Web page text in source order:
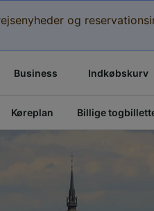
og
Business Indkøbskurv
Køreplan Billige